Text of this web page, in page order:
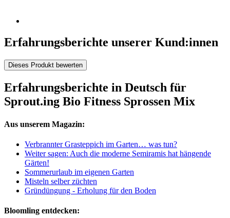
Erfahrungsberichte unserer Kund:innen
Dieses Produkt bewerten
Erfahrungsberichte in Deutsch für
Sprout.ing Bio Fitness Sprossen Mix
Aus unserem Magazin:
Verbrannter Grasteppich im Garten… was tun?
Weiter sagen: Auch die moderne Semiramis hat hängende
Gärten!
Sommerurlaub im eigenen Garten
Misteln selber züchten
Gründüngung - Erholung für den Boden
Bloomling entdecken: